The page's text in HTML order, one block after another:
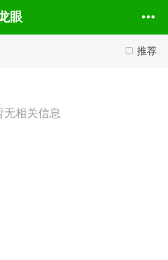
眼
推荐
无相关信息